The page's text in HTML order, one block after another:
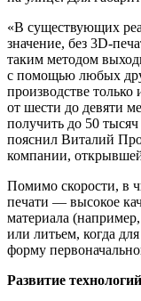
«В существующих
значение, без 3D-
таким методом
с помощью любых
производстве
от шести до девяти
получить до 50
пояснил Виталий
компании,
Помимо скорости, в
печати — высокое
материала
или литьем, когда
форму
Развитие